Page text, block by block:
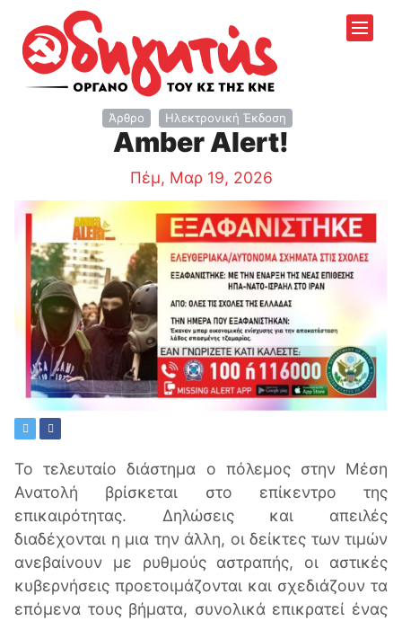
Άρθρο Ηλεκτρονική Έκδοση
Amber Alert!
Πέμ, Μαρ 19, 2026
Το τελευταίο διάστημα ο πόλεμος στην Μέση
Ανατολή βρίσκεται στο επίκεντρο της
επικαιρότητας. Δηλώσεις και απειλές
διαδέχονται η μια την άλλη, οι δείκτες των τιμών
ανεβαίνουν με ρυθμούς αστραπής, οι αστικές
κυβερνήσεις προετοιμάζονται και σχεδιάζουν τα
επόμενα τους βήματα, συνολικά επικρατεί ένας